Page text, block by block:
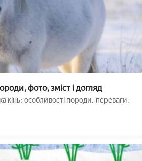
фото, зміст і догляд
кінь: особливості породи, переваги,